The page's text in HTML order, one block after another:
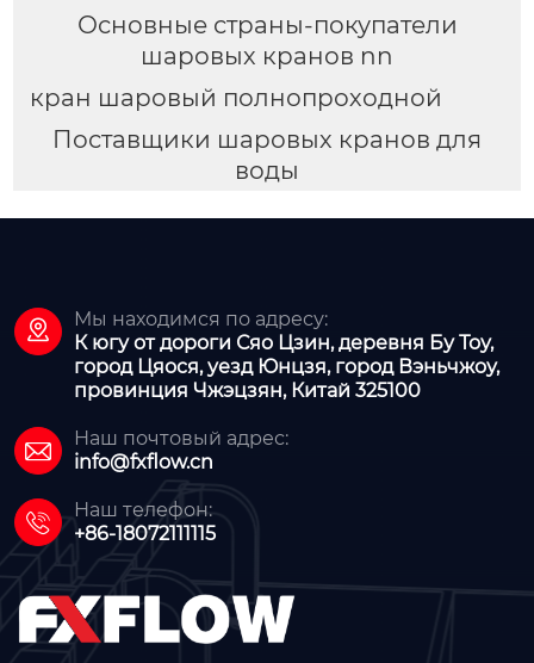
Основные страны-покупатели
шаровых кранов nn
кран шаровый полнопроходной
Поставщики шаровых кранов для
воды

Мы находимся по адресу:
К югу от дороги Сяо Цзин, деревня Бу Тоу,
город Цяося, уезд Юнцзя, город Вэньчжоу,
провинция Чжэцзян, Китай 325100

Наш почтовый адрес:
info@fxflow.cn

Наш телефон:
+86-18072111115